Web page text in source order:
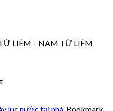
LIÊM – NAM TỪ LIÊM